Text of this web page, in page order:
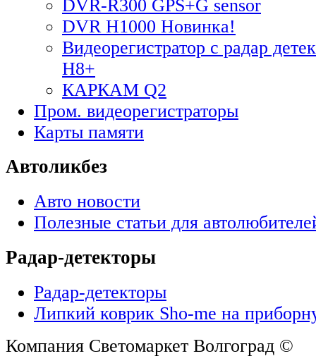
DVR-R300 GPS+G sensor
DVR H1000 Новинка!
Видеорегистратор с радар
H8+
КАРКАМ Q2
Пром. видеорегистраторы
Карты памяти
Автоликбез
Авто новости
Полезные статьи для
Радар-детекторы
Радар-детекторы
Липкий коврик Sho-me на
Компания Светомаркет Волгоград ©